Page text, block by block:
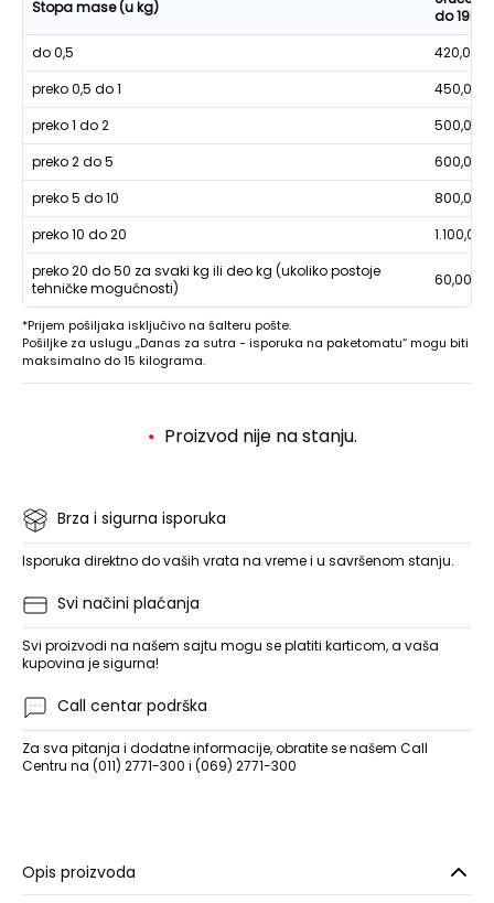
Stopa mase (u kg)
do 19h
do 0,5
420,00
preko 0,5 do 1
450,00
preko 1 do 2
500,00
preko 2 do 5
600,00
preko 5 do 10
800,00
preko 10 do 20
1.100,00
preko 20 do 50 za svaki kg ili deo kg (ukoliko postoje
tehničke mogućnosti)
60,00
*Prijem pošiljaka isključivo na šalteru pošte.
Pošiljke za uslugu „Danas za sutra - isporuka na paketomatu“ mogu biti
maksimalno do 15 kilograma.
Proizvod nije na stanju.
Brza i sigurna isporuka
Isporuka direktno do vaših vrata na vreme i u savršenom stanju.
Svi načini plaćanja
Svi proizvodi na našem sajtu mogu se platiti karticom, a vaša
kupovina je sigurna!
Call centar podrška
Za sva pitanja i dodatne informacije, obratite se našem Call
Centru na (011) 2771-300 i (069) 2771-300
Opis proizvoda